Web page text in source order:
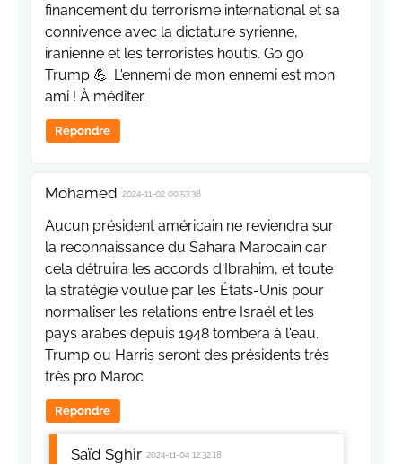
financement du terrorisme international et sa
connivence avec la dictature syrienne,
iranienne et les terroristes houtis. Go go
Trump 💪. L'ennemi de mon ennemi est mon
ami ! À méditer.
Répondre
Mohamed 2024-11-02 00:53:38
Aucun président américain ne reviendra sur
la reconnaissance du Sahara Marocain car
cela détruira les accords d'Ibrahim, et toute
la stratégie voulue par les États-Unis pour
normaliser les relations entre Israël et les
pays arabes depuis 1948 tombera à l'eau.
Trump ou Harris seront des présidents très
très pro Maroc
Répondre
Saïd Sghir 2024-11-04 12:32:18